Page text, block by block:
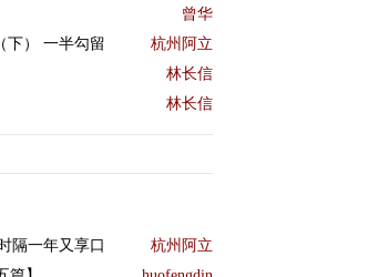
曾华
下） 一半勾留 杭州阿立
林长信
林长信
隔一年又享口 杭州阿立